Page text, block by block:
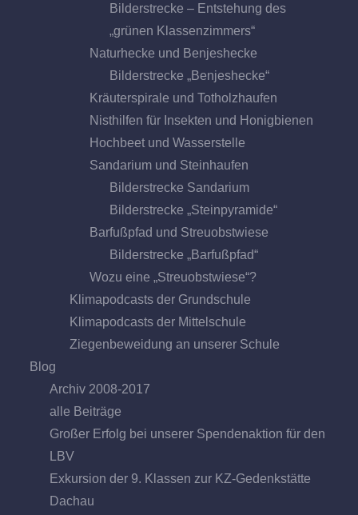
Bilderstrecke – Entstehung des
„grünen Klassenzimmers“
Naturhecke und Benjeshecke
Bilderstrecke „Benjeshecke“
Kräuterspirale und Totholzhaufen
Nisthilfen für Insekten und Honigbienen
Hochbeet und Wasserstelle
Sandarium und Steinhaufen
Bilderstrecke Sandarium
Bilderstrecke „Steinpyramide“
Barfußpfad und Streuobstwiese
Bilderstrecke „Barfußpfad“
Wozu eine „Streuobstwiese“?
Klimapodcasts der Grundschule
Klimapodcasts der Mittelschule
Ziegenbeweidung an unserer Schule
Blog
Archiv 2008-2017
alle Beiträge
Großer Erfolg bei unserer Spendenaktion für den
LBV
Exkursion der 9. Klassen zur KZ-Gedenkstätte
Dachau